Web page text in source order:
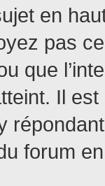
en
pas
que
Il
forum